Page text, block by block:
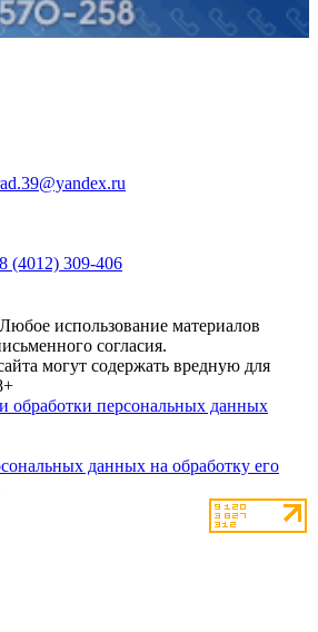
8 (4012) 309-406
использование материалов
согласия.
могут содержать вредную для
обработки персональных данных
данных на обработку его